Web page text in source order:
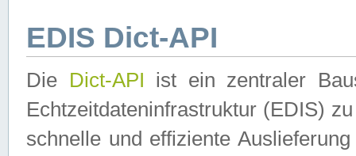
EDIS Dict-API
Die Dict-API ist ein zentraler
Echtzeitdateninfrastruktur (EDIS)
schnelle und effiziente